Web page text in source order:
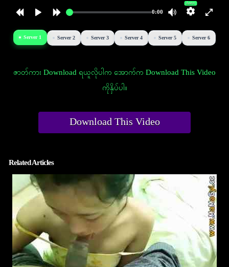
0:00
Auto
Server 1 Server 2 Server 3 Server 4 Server 5 Server 6
ဇာတ်ကား Download ရယူလိုပါက အောက်က Download This Video
ကိုနှိပ်ပါ။
Download This Video
Related Articles